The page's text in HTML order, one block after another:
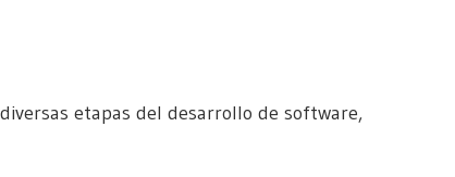
etapas del desarrollo de software,